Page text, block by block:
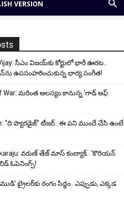
VERSION
సీఎం విజయ్‌కు కోర్టులో భారీ ఊరట..
ఉపసంహరించుకున్న భార్య సంగీత!
War: మరింత ఆలస్యం కానున్న ‘గాడ్ ఆఫ్
“ది ప్యారడైజ్” టీజర్.. ఈ పని ముందే చేసి ఉంటే
వరుణ్ తేజ్ మాస్ కంబ్యాక్.. ‘కొరియన్
ఓపెనింగ్స్!
ట్రైలర్‌కు రంగం సిద్ధం.. ఎప్పుడు, ఎక్కడ